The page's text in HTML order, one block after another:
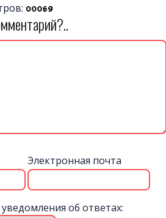
Электронная почта
об ответах: